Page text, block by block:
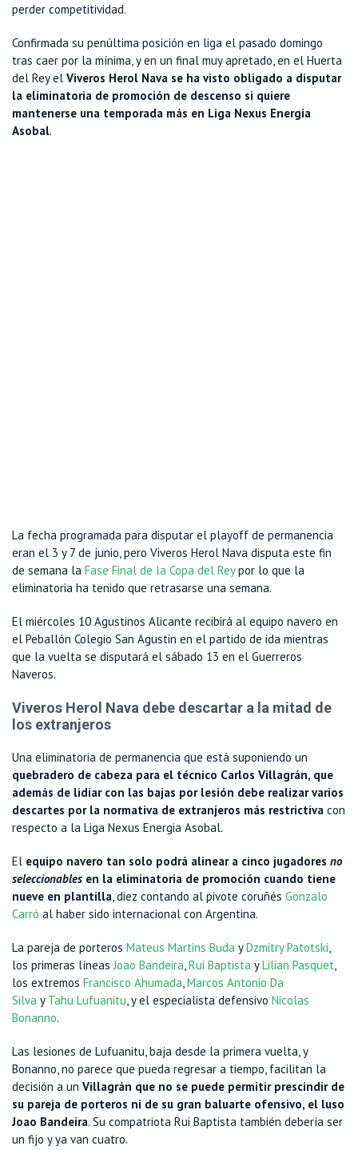
perder competitividad.
Confirmada su penúltima posición en liga el pasado domingo
tras caer por la mínima, y en un final muy apretado, en el Huerta
del Rey el Viveros Herol Nava se ha visto obligado a disputar
la eliminatoria de promoción de descenso si quiere
mantenerse una temporada más en Liga Nexus Energia
Asobal.
La fecha programada para disputar el playoff de permanencia
eran el 3 y 7 de junio, pero Viveros Herol Nava disputa este fin
de semana la Fase Final de la Copa del Reypor lo que la
eliminatoria ha tenido que retrasarse una semana.
El miércoles 10 Agustinos Alicante recibirá al equipo navero en
el Peballón Colegio San Agustin en el partido de ida mientras
que la vuelta se disputará el sábado 13 en el Guerreros
Naveros.
Viveros Herol Nava debe descartar a la mitad de
los extranjeros
Una eliminatoria de permanencia que está suponiendo un
quebradero de cabeza para el técnico Carlos Villagrán, que
además de lidiar con las bajas por lesión debe realizar varios
descartes por la normativa de extranjeros más restrictiva con
respecto a la Liga Nexus Energia Asobal.
El equipo navero tan solo podrá alinear a cinco jugadores no
seleccionables en la eliminatoria de promoción cuando tiene
nueve en plantilla , diez contando al pivote coruñés Gonzalo
Carró al haber sido internacional con Argentina.
La pareja de porteros Mateus Martins Buda yDzmitry Patotski
los primeras líneas Joao Bandeira Rui Baptista yLilian Pasquet
los extremos Francisco Ahumada Marcos Antonio Da
Silva y Tahu Lufuanitu , y el especialista defensivo Nicolas
Bonanno.
Las lesiones de Lufuanitu, baja desde la primera vuelta, y
Bonanno, no parece que pueda regresar a tiempo, facilitan la
decisión a un Villagrán que no se puede permitir prescindir de
su pareja de porteros ni de su gran baluarte ofensivo, el luso
Joao Bandeira. Su compatriota Rui Baptista también debería ser
un fijo y ya van cuatro.